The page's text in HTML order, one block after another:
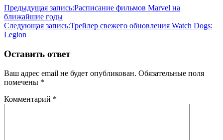
Предыдущая запись:Расписание фильмов Marvel на
ближайшие годы
Следующая запись:Трейлер свежего обновления Watch Dogs:
Legion
Оставить ответ
Ваш адрес email не будет опубликован. Обязательные поля
помечены *
Комментарий *